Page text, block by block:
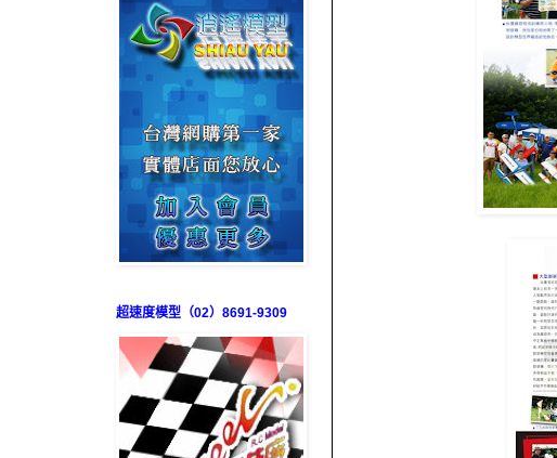
超速度模型（02）8691-9309